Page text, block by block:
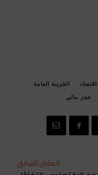
اقتصاد الخزينة العامة
عجز مالي
المقال السابق